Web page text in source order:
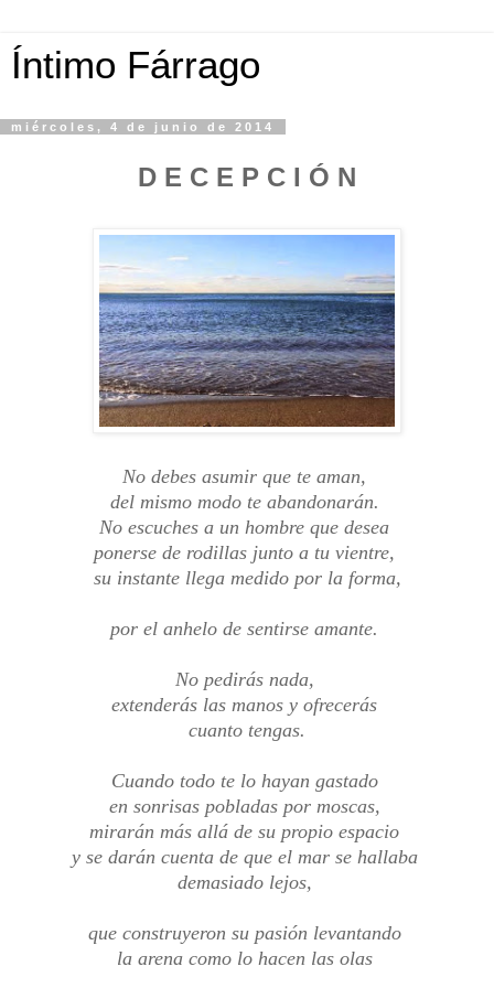
Íntimo Fárrago
miércoles, 4 de junio de 2014
D E C E P C I Ó N
No debes asumir que te aman,
del mismo modo te abandonarán.
No escuches a un hombre que desea
ponerse de rodillas junto a tu vientre,
su instante llega medido por la forma,
por el anhelo de sentirse amante.
No pedirás nada,
extenderás las manos y ofrecerás
cuanto tengas.
Cuando todo te lo hayan gastado
en sonrisas pobladas por moscas,
mirarán más allá de su propio espacio
y se darán cuenta de que el mar se hallaba
demasiado lejos,
que construyeron su pasión levantando
la arena como lo hacen las olas